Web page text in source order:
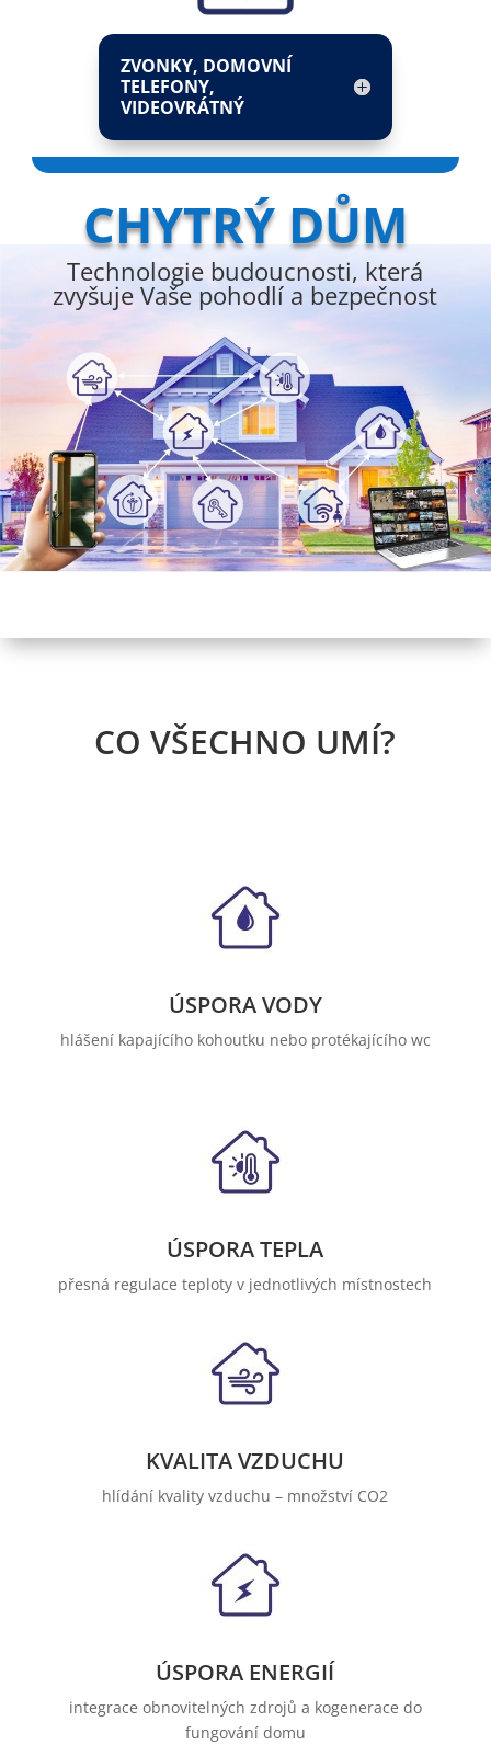
ZVONKY, DOMOVNÍ
TELEFONY,
VIDEOVRÁTNÝ
CHYTRÝ DŮM
Technologie budoucnosti, která
zvyšuje Vaše pohodlí a bezpečnost
CO VŠECHNO UMÍ?
ÚSPORA VODY
hlášení kapajícího kohoutku nebo protékajícího wc
ÚSPORA TEPLA
přesná regulace teploty v jednotlivých místnostech
KVALITA VZDUCHU
hlídání kvality vzduchu – množství CO2
ÚSPORA ENERGIÍ
integrace obnovitelných zdrojů a kogenerace do
fungování domu